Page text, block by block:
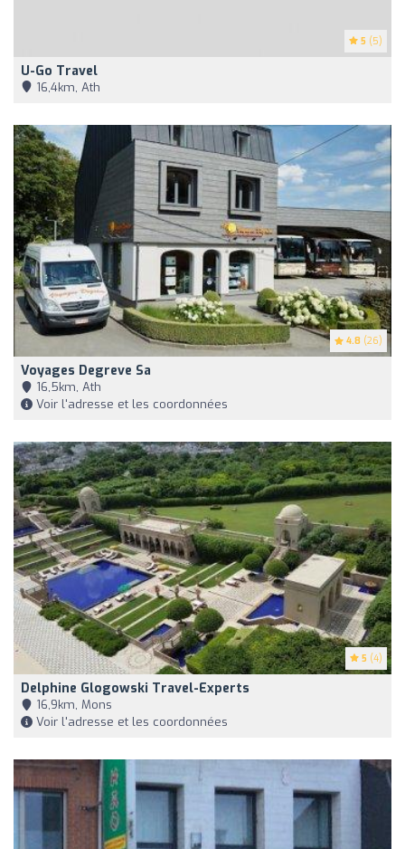
5 (5)
U-Go Travel
16,4km, Ath
4.8 (26)
Voyages Degreve Sa
16,5km, Ath
Voir l'adresse et les coordonnées
5 (4)
Delphine Glogowski Travel-Experts
16,9km, Mons
Voir l'adresse et les coordonnées